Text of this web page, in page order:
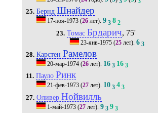
25. Бернд Шнайдер
17-ноя-1973(26лет). 9 3 8 2
23. Томас Брдарич, 75'
23-янв-1975 (25 лет).6 3
28. Карстен Рамелов
20-мар-1974(26лет). 16 3 16 3
11. Пауло Ринк
21-фев-1973(27лет). 10 3 4 3
27. Оливер Нойвилль
1-май-1973(27лет). 9 3 9 3